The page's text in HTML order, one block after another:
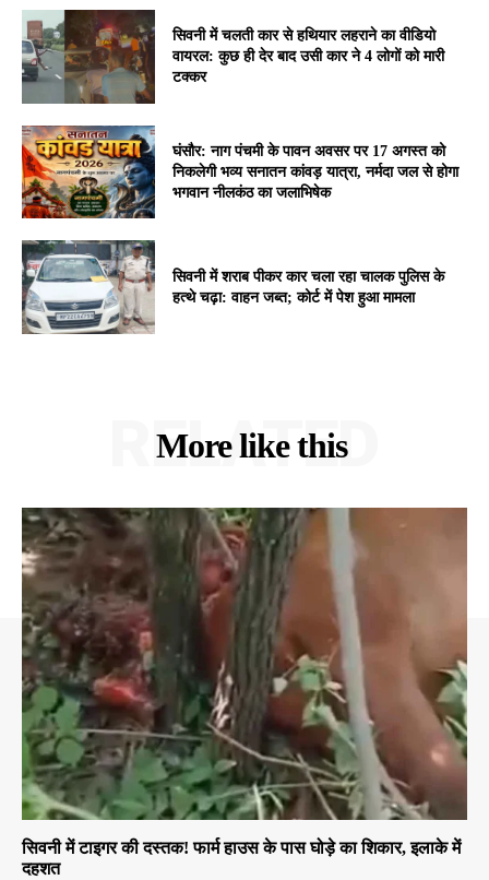
सिवनी में चलती कार से हथियार लहराने का वीडियो
वायरल: कुछ ही देर बाद उसी कार ने 4 लोगों को मारी
टक्कर
घंसौर: नाग पंचमी के पावन अवसर पर 17 अगस्त को
निकलेगी भव्य सनातन कांवड़ यात्रा, नर्मदा जल से होगा
भगवान नीलकंठ का जलाभिषेक
सिवनी में शराब पीकर कार चला रहा चालक पुलिस के
हत्थे चढ़ा: वाहन जब्त; कोर्ट में पेश हुआ मामला
More like this
RELATED
सिवनी में टाइगर की दस्तक! फार्म हाउस के पास घोड़े का शिकार, इलाके में
दहशत